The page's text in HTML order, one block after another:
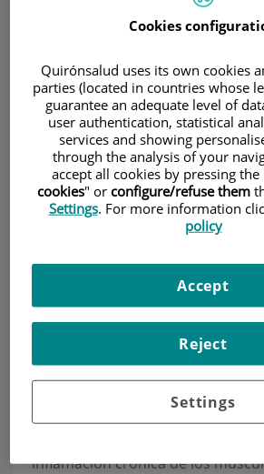
REUMATOLOGÍA
DescripciónServiciosEquipoContacto
Horario
Pedir cita
¿Qué es la
¿Cómo se
cómo se trata?
La polimiositis es una miopatía
inflamación crónica de los
Cookies
Quirónsalud uses its own cookies
parties (located in countries whose
guarantee an adequate level of
user authentication, statistical
services and showing
through the analysis of your
accept all cookies by pressing
cookies" or configure/refuse them
Settings. For more information
policy
Settings
Reject
Accept